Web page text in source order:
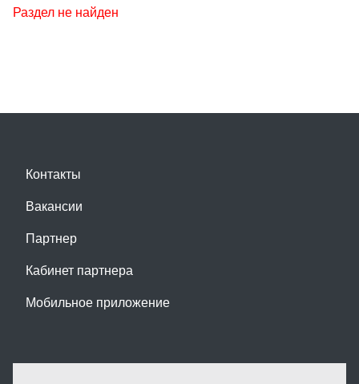
Раздел не найден
Контакты
Вакансии
Партнер
Кабинет партнера
Мобильное приложение